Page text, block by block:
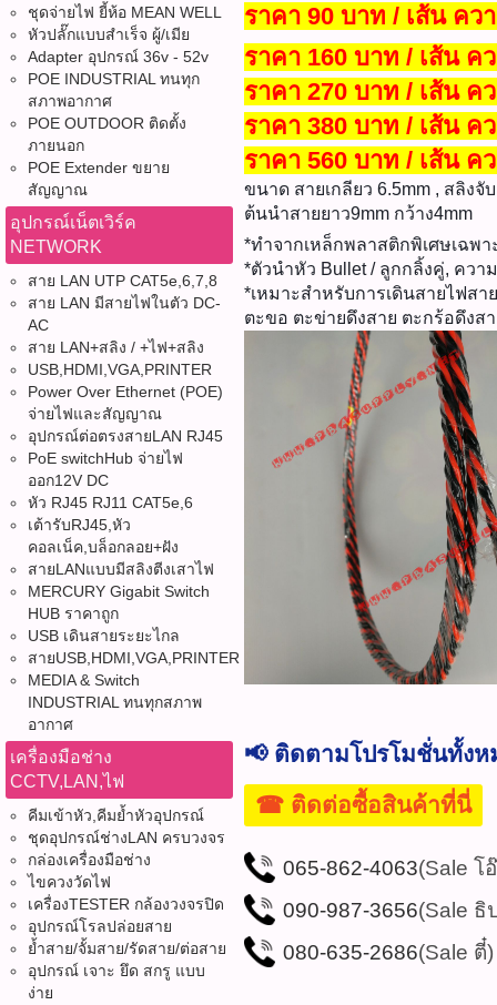
ชุดจ่ายไฟ ยี้ห้อ MEAN WELL
หัวปลั๊กแบบสำเร็จ ผู้/เมีย
Adapter อุปกรณ์ 36v - 52v
POE INDUSTRIAL ทนทุก
สภาพอากาศ
POE OUTDOOR ติดตั้ง
ภายนอก
POE Extender ขยาย
สัญญาณ
อุปกรณ์เน็ตเวิร์ค
NETWORK
สาย LAN UTP CAT5e,6,7,8
สาย LAN มีสายไฟในตัว DC-
AC
สาย LAN+สลิง / +ไฟ+สลิง
USB,HDMI,VGA,PRINTER
Power Over Ethernet (POE)
จ่ายไฟและสัญญาณ
อุปกรณ์ต่อตรงสายLAN RJ45
PoE switchHub จ่ายไฟ
ออก12V DC
หัว RJ45 RJ11 CAT5e,6
เต้ารับRJ45,หัว
คอลเน็ค,บล็อกลอย+ฝัง
สายLANแบบมีสลิงตีงเสาไฟ
MERCURY Gigabit Switch
HUB ราคาถูก
USB เดินสายระยะไกล
สายUSB,HDMI,VGA,PRINTER
MEDIA & Switch
INDUSTRIAL ทนทุกสภาพ
อากาศ
เครื่องมือช่าง
CCTV,LAN,ไฟ
คีมเข้าหัว,คีมย้ำหัวอุปกรณ์
ชุดอุปกรณ์ช่างLAN ครบวงจร
กล่องเครื่องมือช่าง
ไขควงวัดไฟ
เครื่องTESTER กล้องวงจรปิด
อุปกรณ์โรลปล่อยสาย
ย้ำสาย/จั้มสาย/รัดสาย/ต่อสาย
อุปกรณ์ เจาะ ยึด สกรู แบบ
ง่าย
ราคา 90 บาท / เส้น คว
ราคา 160 บาท / เส้น ค
ราคา 270 บาท / เส้น ค
ราคา 380 บาท / เส้น ค
ราคา 560 บาท / เส้น ค
ขนาด สายเกลียว 6.5mm , สลิงจั
ต้นนำสายยาว9mm กว้าง4mm
*ทำจากเหล็กพลาสติกพิเศษเฉพ
*ตัวนำหัว Bullet / ลูกกลิ้งคู่, ควา
*เหมาะสำหรับการเดินสายไฟสา
ตะขอ ตะข่ายดึงสาย ตะกร้อดึง
📢 ติดตามโปรโมชั่นทั้ง
☎ ติดต่อซื้อสินค้าที่นี่
065-862-4063(Sale โ
090-987-3656(Sale ธิ
080-635-2686(Sale ตี๋)